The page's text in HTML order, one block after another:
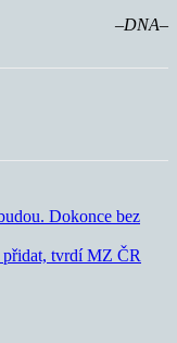
–DNA–
Dokonce bez
přidat, tvrdí MZ ČR